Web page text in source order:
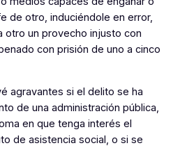
de otro, induciéndole en error,
otro un provecho injusto con
con prisión de uno a cinco
agravantes si el delito se ha
de una administración pública,
en que tenga interés el
de asistencia social, o si se